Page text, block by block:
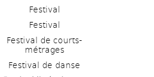
Festival
Festival
Festival de courts-
métrages
Festival de danse